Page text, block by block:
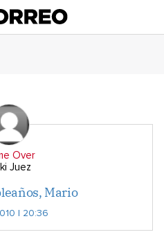
Over
Juez
Mario
| 20:36